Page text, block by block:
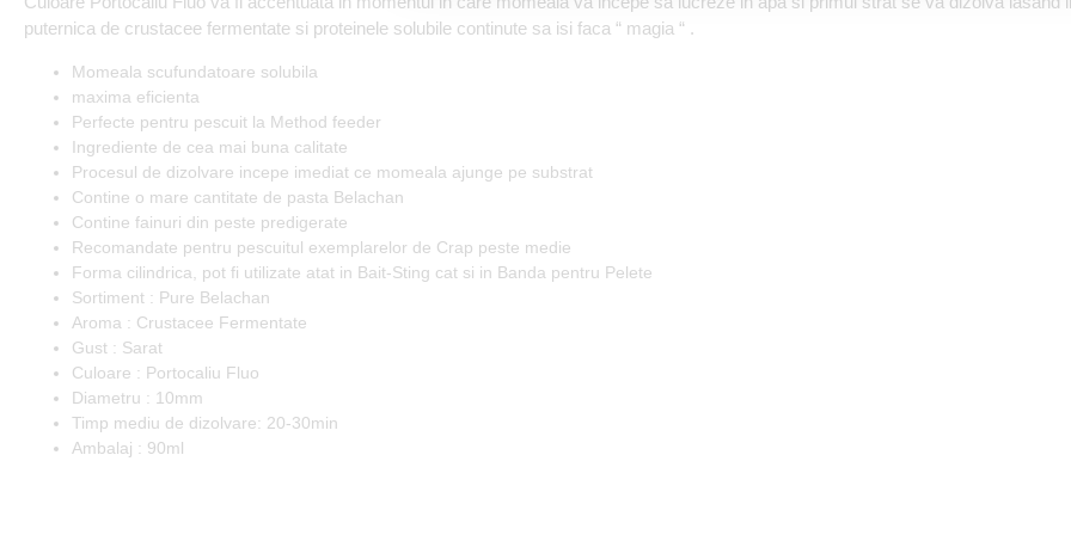
puternica de crustacee fermentate si proteinele solubile continute sa isi faca “ magia “ .
Momeala scufundatoare solubila
maxima eficienta
Perfecte pentru pescuit la Method feeder
Ingrediente de cea mai buna calitate
Procesul de dizolvare incepe imediat ce momeala ajunge pe substrat
Contine o mare cantitate de pasta Belachan
Contine fainuri din peste predigerate
Recomandate pentru pescuitul exemplarelor de Crap peste medie
Forma cilindrica, pot fi utilizate atat in Bait-Sting cat si in Banda pentru Pelete
Sortiment : Pure Belachan
Aroma : Crustacee Fermentate
Gust : Sarat
Culoare : Portocaliu Fluo
Diametru : 10mm
Timp mediu de dizolvare: 20-30min
Ambalaj : 90ml